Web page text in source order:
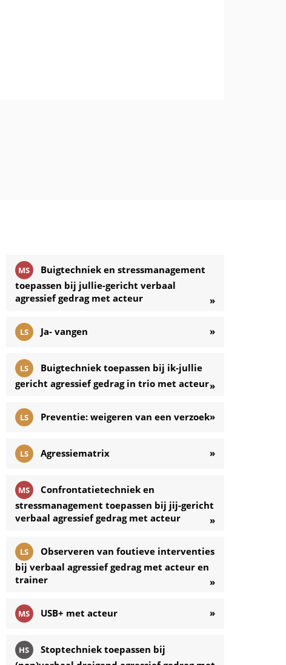
MS
Buigtechniek en stressmanagement
toepassen bij jullie-gericht verbaal
agressief gedrag met acteur
»
LS Ja- vangen »
LS
Buigtechniek toepassen bij ik-jullie
gericht agressief gedrag in trio met acteur»
LS Preventie: weigeren van een verzoek»
LS Agressiematrix »
MS
Confrontatietechniek en
stressmanagement toepassen bij jij-gericht
verbaal agressief gedrag met acteur
»
LS
Observeren van foutieve interventies
bij verbaal agressief gedrag met acteur en
trainer
»
MS USB+ met acteur »
HS
Stoptechniek toepassen bij